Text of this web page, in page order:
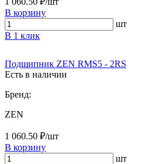
В корзину
шт
В 1 клик
Подшипник ZEN RMS5 - 2RS
Есть в наличии
Бренд:
ZEN
1 060.50 ₽/шт
В корзину
шт